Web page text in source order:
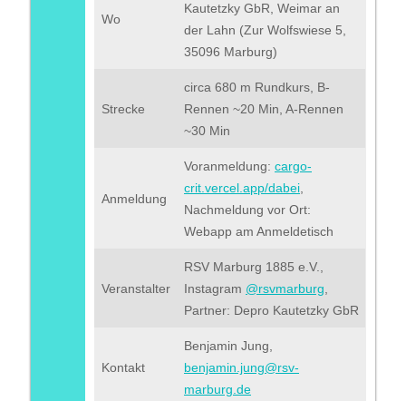
Wo
Kautetzky GbR, Weimar an
der Lahn (Zur Wolfswiese 5,
35096 Marburg)
Strecke
circa 680 m Rundkurs, B-
Rennen ~20 Min, A-Rennen
~30 Min
Anmeldung
Voranmeldung: cargo-
crit.vercel.app/dabei,
Nachmeldung vor Ort:
Webapp am Anmeldetisch
Veranstalter
RSV Marburg 1885 e.V.,
Instagram @rsvmarburg,
Partner: Depro Kautetzky GbR
Kontakt
Benjamin Jung,
benjamin.jung@rsv-
marburg.de